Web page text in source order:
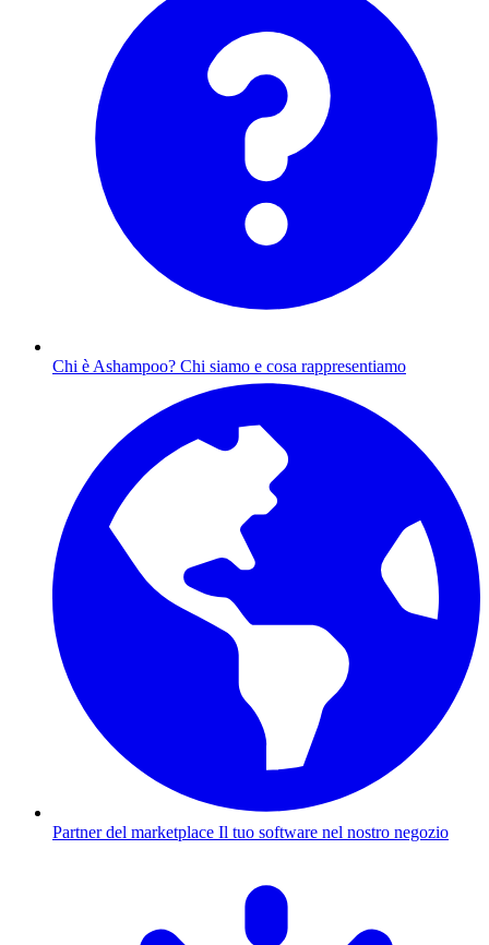
Chi è Ashampoo? Chi siamo e cosa rappresentiamo
Partner del marketplace Il tuo software nel nostro negozio